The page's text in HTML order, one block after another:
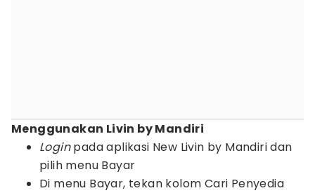
Menggunakan Livin by Mandiri
Loginpada aplikasi New Livin by Mandiri dan
pilih menu Bayar
Di menu Bayar, tekan kolom Cari Penyedia